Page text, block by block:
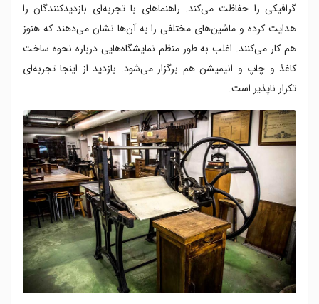
گرافیکی را حفاظت می‌کند. راهنماهای با تجربه‌ای بازدیدکنندگان را
هدایت کرده و ماشین‌های مختلفی را به آن‌ها نشان می‌دهند که هنوز
هم کار می‌کنند. اغلب به طور منظم نمایشگاه‌هایی درباره نحوه ساخت
کاغذ و چاپ و انیمیشن هم برگزار می‌شود. بازدید از اینجا تجربه‌ای
تکرار ناپذیر است.